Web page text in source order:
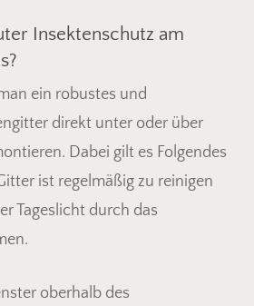
sich keine Produkte
Insektenschutz am
ein robustes und
direkt unter oder über
Dabei gilt es Folgendes
ist regelmäßig zu reinigen
Tageslicht durch das
oberhalb des